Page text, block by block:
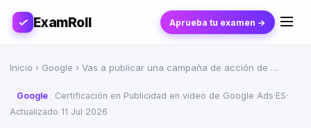
ExamRoll Aprueba tu examen →
Inicio › Google › Vas a publicar una campaña de acción de …
Google Certificación en Publicidad en video de Google Ads·ES·
Actualizado 11 Jul 2026